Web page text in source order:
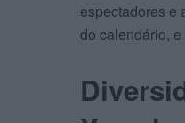
espectadores e
do calendário,